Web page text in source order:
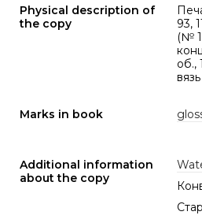
Physical description of
the copy
93,
(№
об.,
Marks in book
Additional information
about the copy